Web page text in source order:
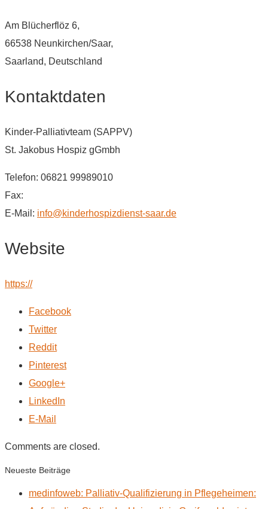
Am Blücherflöz 6,
66538 Neunkirchen/Saar,
Saarland, Deutschland
Kontaktdaten
Kinder-Palliativteam (SAPPV)
St. Jakobus Hospiz gGmbh
Telefon: 06821 99989010
Fax:
E-Mail: info@kinderhospizdienst-saar.de
Website
https://
Facebook
Twitter
Reddit
Pinterest
Google+
LinkedIn
E-Mail
Comments are closed.
Neueste Beiträge
medinfoweb: Palliativ-Qualifizierung in Pflegeheimen: